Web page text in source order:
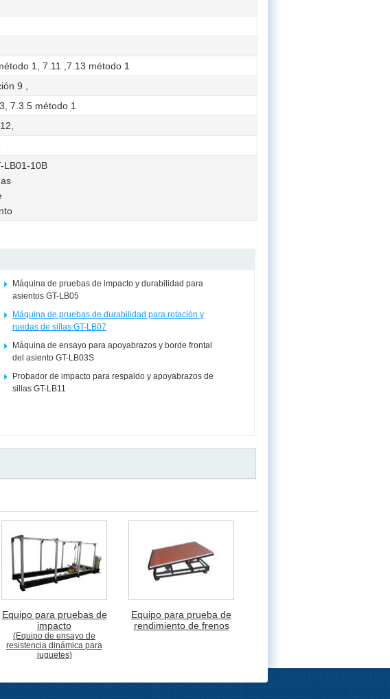
1, 7.11 ,7.13 método 1
9 ,
7.3.5 método 1
LB01-10B
Máquina de pruebas de impacto y durabilidad para
asientos GT-LB05
Máquina de pruebas de durabilidad para rotación y
ruedas de sillas GT-LB07
Máquina de ensayo para apoyabrazos y borde frontal
del asiento GT-LB03S
Probador de impacto para respaldo y apoyabrazos de
sillas GT-LB11
Equipo para pruebas de
impacto
(Equipo de ensayo de
resistencia dinámica para
juguetes)
Equipo para prueba de
rendimiento de frenos